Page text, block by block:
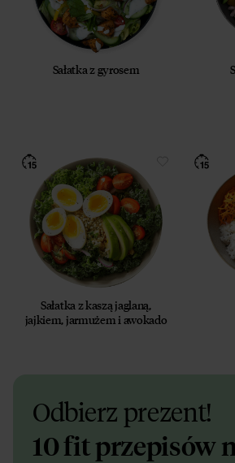
Sałatka z gyrosem
Sałatka z kaszą jaglaną,
jajkiem, jarmużem i awokado
Odbierz prezent!
10 fit przepisów